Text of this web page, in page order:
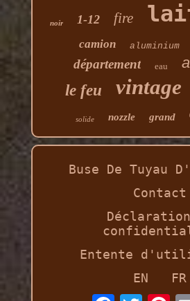
noir 1-12 fire
camion aluminium
département eau
le feu
vintage
solide nozzle grand
Buse De Tuyau
Contact
Entente
EN
FR